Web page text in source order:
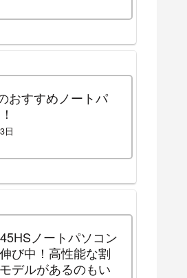
おすすめノートパ
日
ノートパソコン
び中！高性能な割
デルがあるのもい